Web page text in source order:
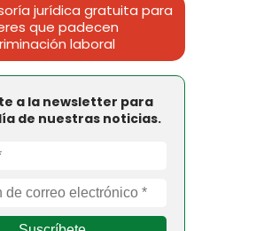
jurídica gratuita para
que padecen
laboral
a la newsletter para
de nuestras noticias.